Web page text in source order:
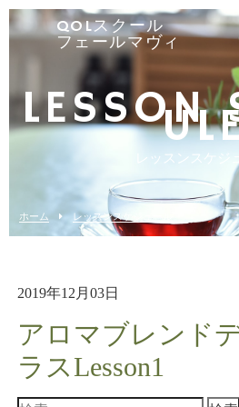
QOLスクール
フェールマヴィ
LESSON
レッスンスケジ
ホーム レッスンスケジュール
2019年12月03日
アロマブレンド
ラスLesson1